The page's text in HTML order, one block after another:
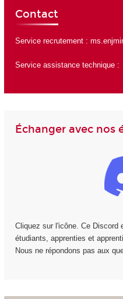
Contact
Service recrutement :
Service assistance technique :
Échanger avec nos
Cliquez sur l'icône. Ce Discord
étudiants, apprenties et
Nous ne répondons pas aux